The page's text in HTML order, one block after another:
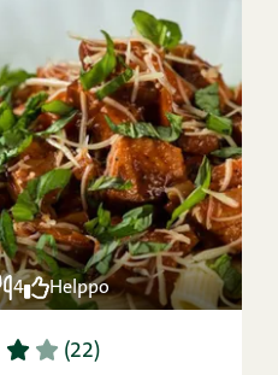
4 Helppo
4 5 (22)